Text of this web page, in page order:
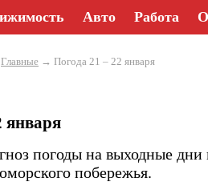
Авто Работа
Главные → Погода 21 – 22 января
января
погоды на выходные
побережья.